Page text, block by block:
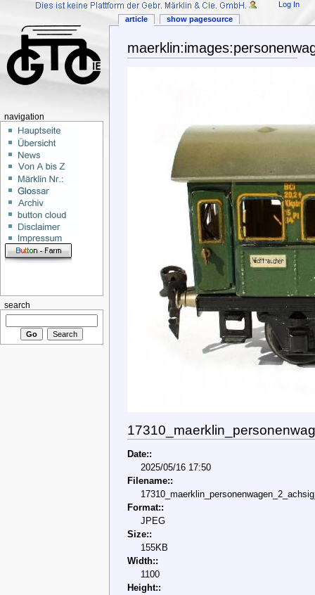
Date::
2025/05/16 17:50
Filename::
Format::
JPEG
Size::
155KB
Width::
1100
Height::
article show pagesource
Log In
navigation
search